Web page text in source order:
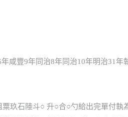
咸豐9年同治8年同治10年明治31年
玖石陸斗○ 升○合○勺給出完單付